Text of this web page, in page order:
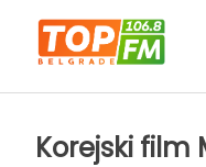
content
Korejski film